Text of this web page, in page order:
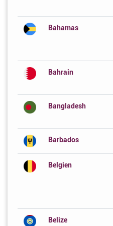
Bahamas
Bahrain
Bangladesh
Barbados
Belgien
Belize